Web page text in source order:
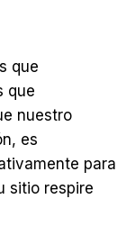
que
que
nuestro
es
para
sitio respire